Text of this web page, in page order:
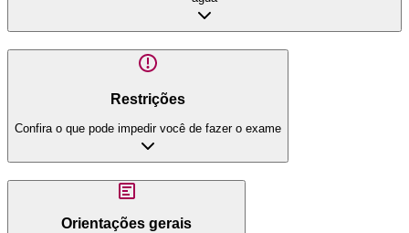
Restrições
Confira o que pode impedir você de fazer o exame
Orientações gerais